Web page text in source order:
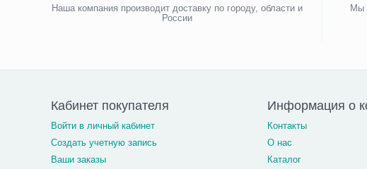
Наша компания производит доставку по городу, области и
России
Мы
Кабинет покупателя
Войти в личный кабинет
Создать учетную запись
Ваши заказы
Информация о
Контакты
О нас
Каталог